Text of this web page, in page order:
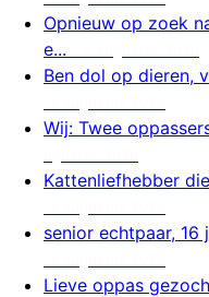
Opnieuw op zoek
e...
Ben dol op dieren,
Wij: Twee
Kattenliefhebber
senior echtpaar, 16
Lieve oppas